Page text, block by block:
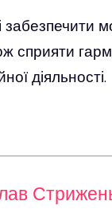
сприяти
діяльності.